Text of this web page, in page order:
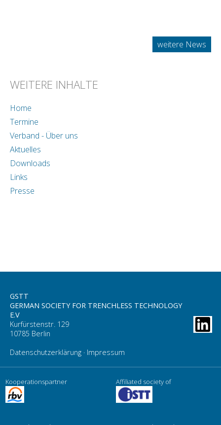
weitere News
WEITERE INHALTE
Home
Termine
Verband - Über uns
Aktuelles
Downloads
Links
Presse
GSTT
GERMAN SOCIETY FOR TRENCHLESS TECHNOLOGY
E.V
Kurfürstenstr. 129
10785 Berlin
Datenschutzerklärung · Impressum
Kooperationspartner Affiliated society of